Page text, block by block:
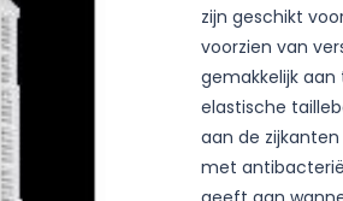
zijn geschikt
voorzien van
gemakkelijk
elastische
aan de
met